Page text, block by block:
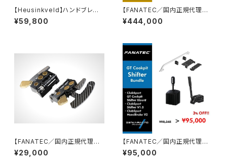
【Heusinkveld】ハンドブレー
キ / SIM Handbrake V2
¥59,800
【FANATEC／国内正規代理店】
GT Cookpit Podium DD RS
オリジナルバンドルセット
¥444,000
【FANATEC／国内正規代理店】
Podium Advanced Paddle
Module
¥29,000
【FANATEC／国内正規代理店】
GT Cockpit シフターオリジナ
ルバンドルセット
¥95,000